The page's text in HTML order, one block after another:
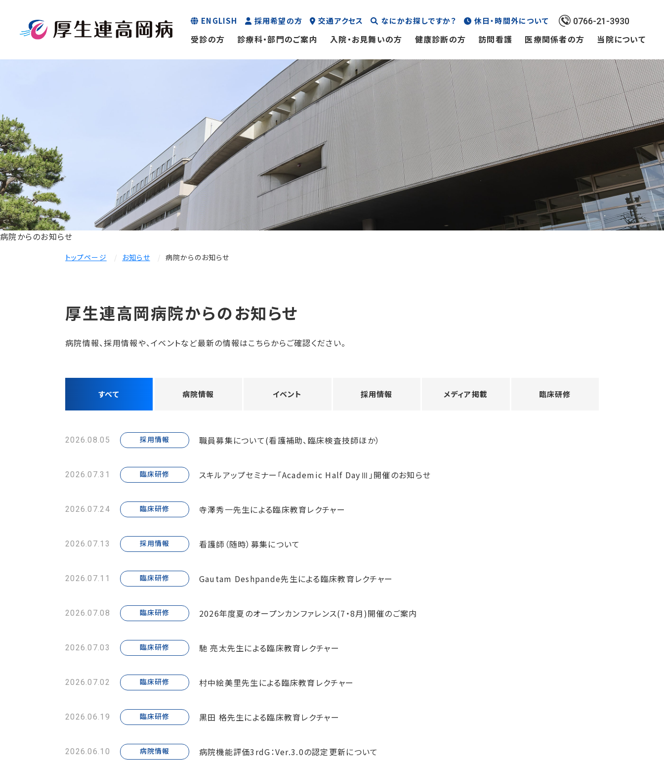
ENGLISH 採用希望の方 交通アクセス なにかお探しですか？ 休日・時間外について 0766-21-3930
受診の方 診療科・部門のご案内 入院・お見舞いの方 健康診断の方 訪問看護 医療関係者の方 当院について
病院からのお知らせ
トップページ お知らせ 病院からのお知らせ
厚生連高岡病院からのお知らせ
病院情報、採用情報や、イベントなど最新の情報はこちらからご確認ください。
すべて 病院情報 イベント 採用情報 メディア掲載 臨床研修
2026.08.05 採用情報 職員募集について(看護補助、臨床検査技師ほか）
2026.07.31 臨床研修 スキルアップセミナー「Academic Half DayⅢ」開催のお知らせ
2026.07.24 臨床研修 寺澤秀一先生による臨床教育レクチャー
2026.07.13 採用情報 看護師（随時）募集について
2026.07.11 臨床研修 Gautam Deshpande先生による臨床教育レクチャー
2026.07.08 臨床研修 2026年度夏のオープンカンファレンス(7・8月)開催のご案内
2026.07.03 臨床研修 馳 亮太先生による臨床教育レクチャー
2026.07.02 臨床研修 村中絵美里先生による臨床教育レクチャー
2026.06.19 臨床研修 黒田 格先生による臨床教育レクチャー
2026.06.10 病院情報 病院機能評価3rdG：Ver.3.0の認定更新について